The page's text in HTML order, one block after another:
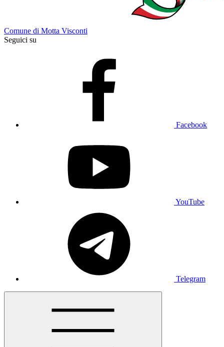
Comune di Motta Visconti
Seguici su
Facebook
YouTube
Telegram